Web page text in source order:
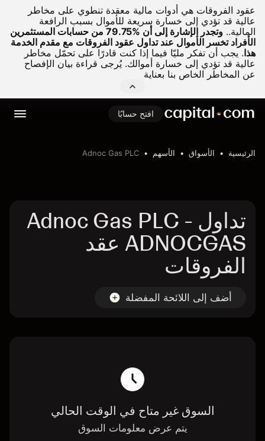
عقود الفروقات هي أدوات مالية معقدة تنطوي على مخاطر
عالية قد تؤدي إلى خسارة سريعة للأموال بسبب الرافعة
المالية..
وتجدر الإشارة إلى أن %79.75 من حسابات المستثمرين
الأفراد تخسر الأموال عند تداول عقود الفروقات مع مقدم الخدمة
هذا. يجب أن تفكر مليّا فيما إذا كنت قادرًا على تحمّل مخاطر
عالية قد تؤدي إلى خسارة أموالك. يُرجى قراءة بيان الإفصاح
عن المخاطر الخاص بنا بعناية
افتح حسابًا
الرئيسية الأسواق الأسهم Adnoc Gas PLC
تداول Adnoc Gas PLC -
ADNOCGAS عقد
الفروقات
أضف إلى اللائحة المفضلة
السوق غير متاح في الوقت الحالي
يتم عرض معلومات السوق